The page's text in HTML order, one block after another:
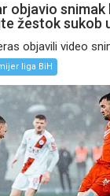
objavio snimak
žestok sukob
objavili video
liga BiH